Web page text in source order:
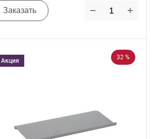
Заказать
32 %
Акция